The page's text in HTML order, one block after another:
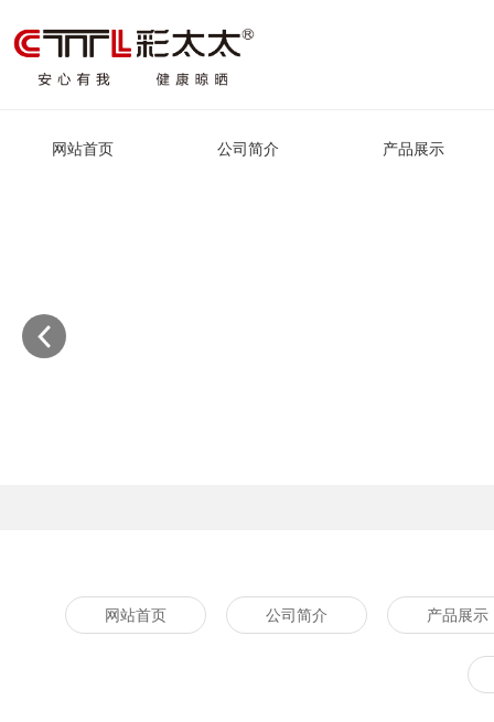
网站首页 公司简介 产品展示
网站首页 公司简介 产品展示